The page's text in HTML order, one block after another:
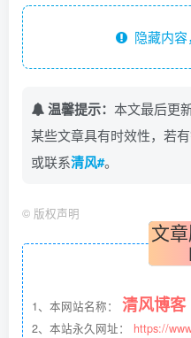
隐藏内
温馨提示： 本文最后更
某些文章具有时效性，若
或联系清风#。
© 版权声明
文
1、本网站名称： 清风博客
2、本站永久网址： https://